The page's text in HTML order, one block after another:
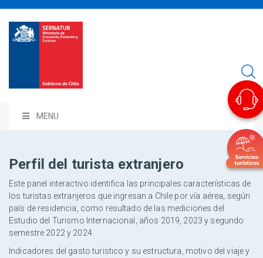
MENU
Perfil del turista extranjero
Este panel interactivo identifica las principales características de
los turistas extranjeros que ingresan a Chile por vía aérea, según
país de residencia, como resultado de las mediciones del
Estudio del Turismo Internacional, años 2019, 2023 y segundo
semestre 2022 y 2024.
Indicadores del gasto turístico y su estructura, motivo del viaje y